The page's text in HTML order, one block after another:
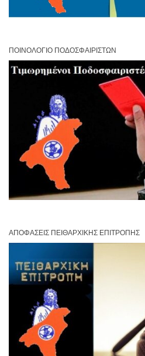
ΠΟΙΝΟΛΌΓΙΟ ΠΟΔΟΣΦΑΙΡΙΣΤΏΝ
ΑΠΟΦΆΣΕΙΣ ΠΕΙΘΑΡΧΙΚΉΣ ΕΠΙΤΡΟΠΉΣ